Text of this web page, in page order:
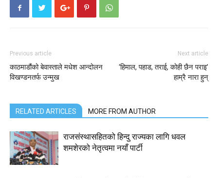
Previous article
काठमाडौंको बेवास्ताले मधेश आन्दोलन
विखण्डनतर्फ उन्मुख
Next article
‘हिमाल, पहाड, तराई, कोही छैन पराइ’
हाम्रै नारा हुन्
RELATED ARTICLES MORE FROM AUTHOR
राजसंस्थासहितको हिन्दु राज्यका लागि धवल
शमशेरको नेतृत्वमा नयाँ पार्टी